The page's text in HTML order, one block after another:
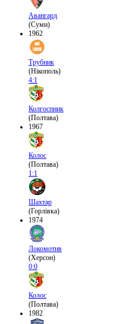
Авангард
(Суми)
1962
Трубник
(Нікополь)
4:1
Колгоспник
(Полтава)
1967
Колос
(Полтава)
1:1
Шахтар
(Горлівка)
1974
Локомотив
(Херсон)
0:0
Колос
(Полтава)
1982